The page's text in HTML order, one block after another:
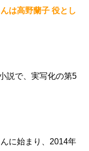
は高野蘭子 役とし
説で、実写化の第5
に始まり、2014年